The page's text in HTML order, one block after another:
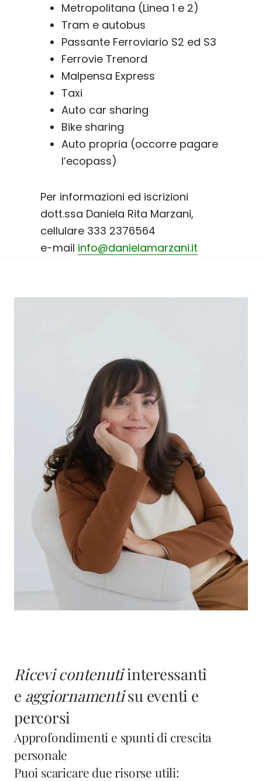
Metropolitana (Linea 1 e 2)
Tram e autobus
Passante Ferroviario S2 ed S3
Ferrovie Trenord
Malpensa Express
Taxi
Auto car sharing
Bike sharing
Auto propria (occorre pagare
l’ecopass)
Per informazioni ed iscrizioni
dott.ssa Daniela Rita Marzani,
cellulare 333 2376564
e-mail info@danielamarzani.it
Ricevi contenutiinteressanti
e aggiornamentisu eventi e
percorsi
Approfondimenti e spunti di crescita
personale
Puoi scaricare due risorse utili: